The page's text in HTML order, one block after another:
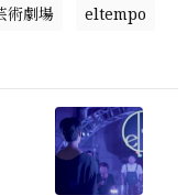
術劇場 eltempo